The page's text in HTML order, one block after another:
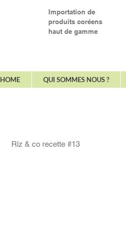
Importation de
produits coréens
haut de gamme
HOME QUI SOMMES NOUS ?
Riz & co recette #13